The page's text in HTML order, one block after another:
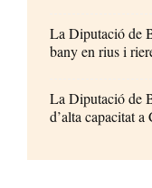
La Diputació de
bany en rius i
La Diputació de
d’alta capacitat a